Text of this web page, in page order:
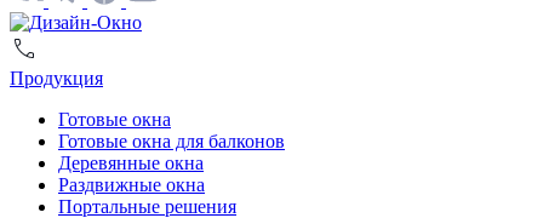
Продукция
Готовые окна
Готовые окна для балконов
Деревянные окна
Раздвижные окна
Портальные решения